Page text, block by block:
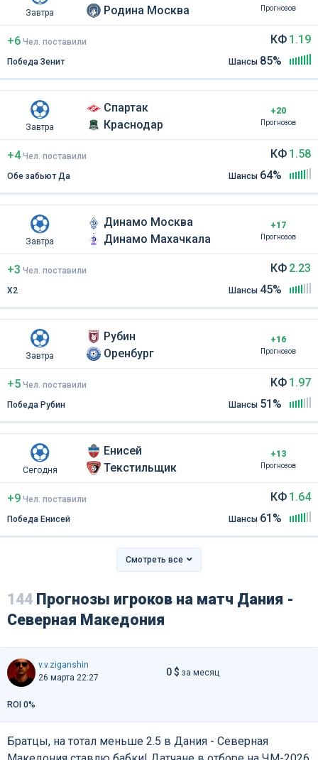
Завтра
Родина Москва
Прогнозов
+6 Чел поставили
Победа Зенит
КФ 1.19
Шансы 85%
Завтра
Спартак
Краснодар
+20
Прогнозов
+4 Чел поставили
Обе забьют Да
КФ 1.58
Шансы 64%
Завтра
Динамо Москва
Динамо Махачкала
+17
Прогнозов
+3 Чел поставили
Х2
КФ 2.23
Шансы 45%
Завтра
Рубин
Оренбург
+16
Прогнозов
+5 Чел поставили
Победа Рубин
КФ 1.97
Шансы 51%
Сегодня
Енисей
Текстильщик
+13
Прогнозов
+9 Чел поставили
Победа Енисей
КФ 1.64
Шансы 61%
Смотреть все
144 Прогнозы игроков на матч Дания -
Северная Македония
v.v.ziganshin
26 марта 22:27
0 $ за месяц
ROI 0%
Братцы, на тотал меньше 2.5 в Дания - Северная